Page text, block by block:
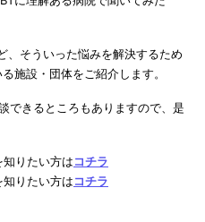
、そういった悩みを解決するため
施設・団体をご紹介します。
できるところもありますので、是
りたい方はコチラ
りたい方はコチラ